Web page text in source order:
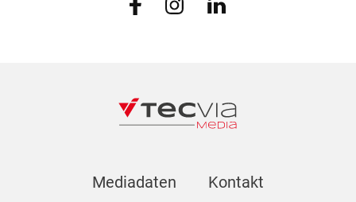
Mediadaten Kontakt